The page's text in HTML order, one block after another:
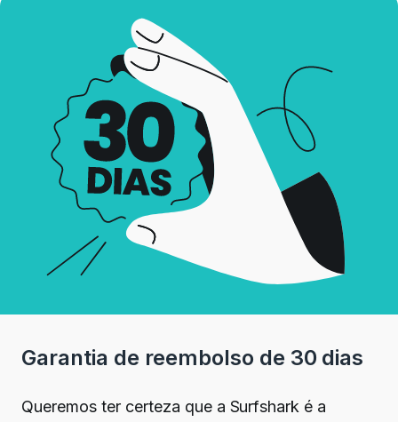
Garantia de reembolso de 30 dias
Queremos ter certeza que a Surfshark é a